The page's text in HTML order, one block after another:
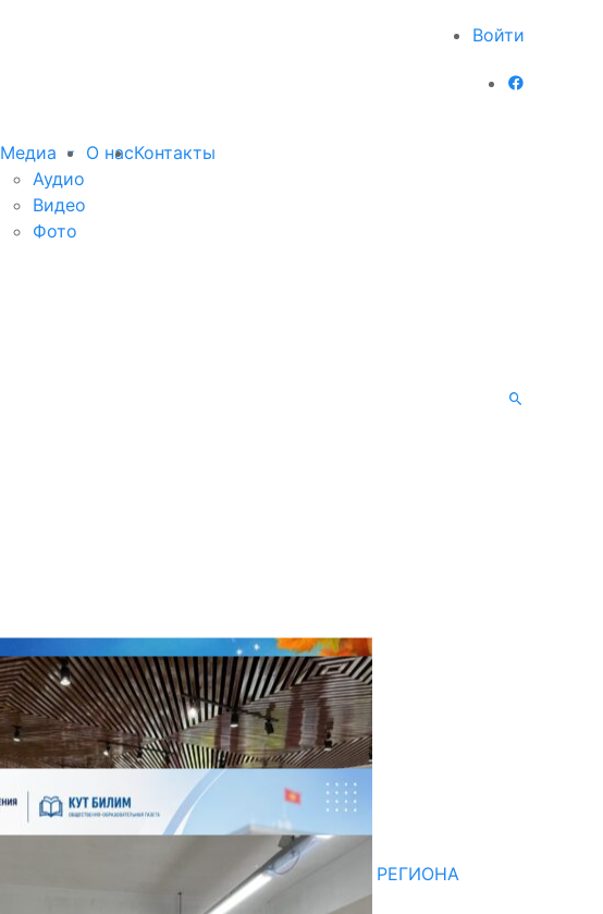
Войти
Медиа
Аудио
Видео
Фото
О насКонтакты
Последние новости
НЕДЕЛЯ В ОБЗОРЕ
07.08.2026
ДЛЯ МЕТОДИСТОВ ЮЖНОГО РЕГИОНА
НАЧАЛОСЬ ОБУЧЕНИЕ